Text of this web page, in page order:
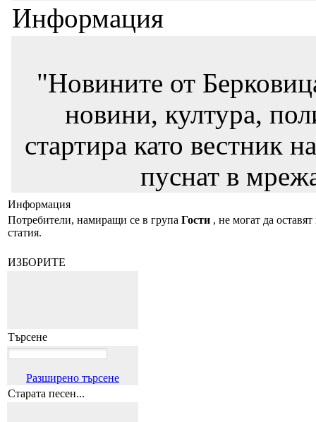
Информация
"Новините от
новини, култура,
стартира като вестник
пуснат в
Информация
Потребители, намиращи се в група Гости , не могат да
статия.
ИЗБОРИТЕ
Търсене
Разширено търсене
Старата песен...